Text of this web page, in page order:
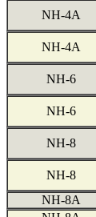
NH-4A
NH-4A
NH-6
NH-6
NH-8
NH-8
NH-8A